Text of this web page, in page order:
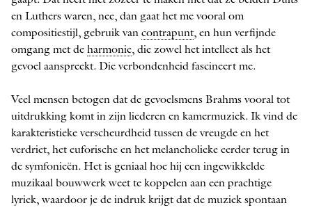
en Luthers waren, nee, dan gaat het me vooral om
compositiestijl, gebruik van contrapunt, en hun verfijnde
omgang met de harmonie, die zowel het intellect als het
gevoel aanspreekt. Die verbondenheid fascineert me.
Veel mensen betogen dat de gevoelsmens Brahms vooral tot
uitdrukking komt in zijn liederen en kamermuziek. Ik vind de
karakteristieke verscheurdheid tussen de vreugde en het
verdriet, het euforische en het melancholieke eerder terug in
de symfonieën. Het is geniaal hoe hij een ingewikkelde
muzikaal bouwwerk weet te koppelen aan een prachtige
lyriek, waardoor je de indruk krijgt dat de muziek spontaan